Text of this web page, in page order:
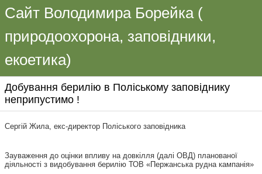
Сайт Володимира Борейка (
природоохорона, заповідники,
екоетика)
Добування берилію в Поліському заповіднику
неприпустимо !
Сергій Жила, екс-директор Поліського заповідника
Зауваження до оцінки впливу на довкілля (далі ОВД) планованої
діяльності з видобування берилію ТОВ «Пержанська рудна кампанія»